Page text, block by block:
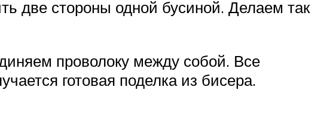
две стороны одной бусиной. Делаем так
проволоку между собой. Все
готовая поделка из бисера.